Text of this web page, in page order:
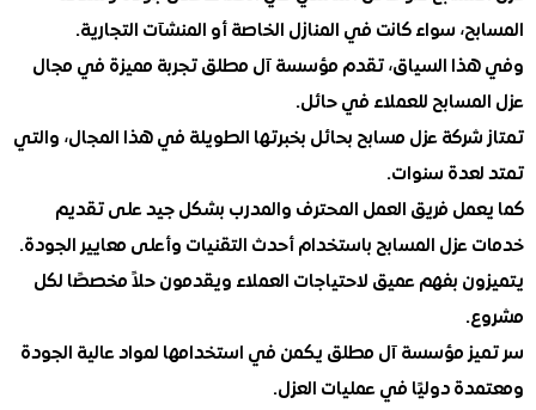
سواء كانت في المنازل الخاصة أو المنشآت التجارية.
السياق، تقدم مؤسسة آل مطلق تجربة مميزة في مجال
للعملاء في حائل.
عزل مسابح بحائل بخبرتها الطويلة في هذا المجال، والتي
سنوات.
فريق العمل المحترف والمدرب بشكل جيد على تقديم
المسابح باستخدام أحدث التقنيات وأعلى معايير الجودة.
بفهم عميق لاحتياجات العملاء ويقدمون حلاً مخصصًا لكل
مؤسسة آل مطلق يكمن في استخدامها لمواد عالية الجودة
دوليًا في عمليات العزل.